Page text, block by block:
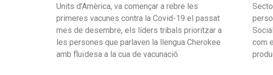
com
Units d’Amèrica, va començar a rebre les
primeres vacunes contra la Covid-19 el passat
mes de desembre, els líders tribals prioritzar a
les persones que parlaven la llengua Cherokee
amb fluïdesa a la cua de vacunació.